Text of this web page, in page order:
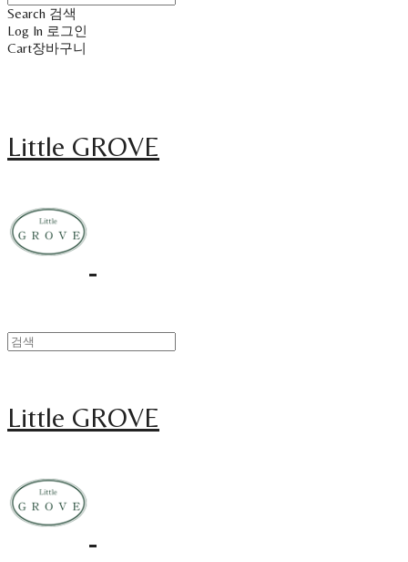
Search 검색
Log In 로그인
Cart장바구니
Little GROVE
Little GROVE